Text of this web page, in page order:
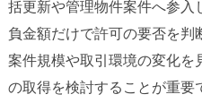
括更新や管理物件案件へ参入
負金額だけで許可の要否を判
案件規模や取引環境の変化を
の取得を検討することが重要